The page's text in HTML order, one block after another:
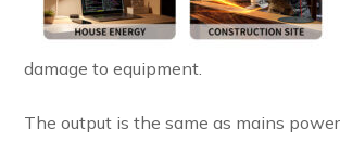
damage to equipment.
The output is the same as mains